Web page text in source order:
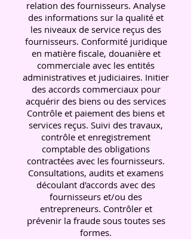
relation des fournisseurs. Analyse
des informations sur la qualité et
les niveaux de service reçus des
fournisseurs. Conformité juridique
en matière fiscale, douanière et
commerciale avec les entités
administratives et judiciaires. Initier
des accords commerciaux pour
acquérir des biens ou des services
Contrôle et paiement des biens et
services reçus. Suivi des travaux,
contrôle et enregistrement
comptable des obligations
contractées avec les fournisseurs.
Consultations, audits et examens
découlant d'accords avec des
fournisseurs et/ou des
entrepreneurs. Contrôler et
prévenir la fraude sous toutes ses
formes.